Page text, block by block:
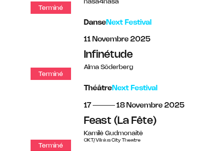
nasa4nasa
Terminé
DanseNext Festival
11 novembre
Novembre 2025
Infinétude
Alma Söderberg
Terminé
ThéâtreNext Festival
du
17 au
18 novembre
Novembre 2025
Feast (La Fête)
Kamilė Gudmonaitė
OKT/Vilnius City Theatre
Terminé